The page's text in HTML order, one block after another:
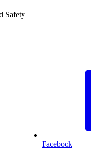
Safety
Facebook